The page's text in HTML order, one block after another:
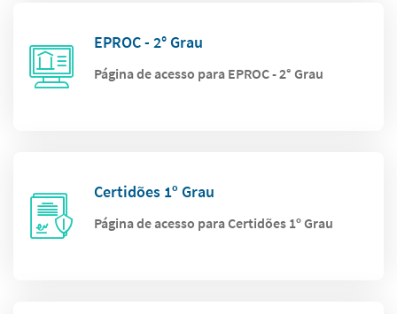
EPROC - 2° Grau
Página de acesso para EPROC - 2° Grau
Certidões 1º Grau
Página de acesso para Certidões 1º Grau